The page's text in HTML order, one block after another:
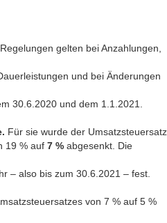
gelten bei Anzahlungen,
und bei Änderungen
30.6.2020 und dem 1.1.2021.
Für sie wurde der Umsatzsteuersatz
19 % auf 7 % abgesenkt. Die
– also bis zum 30.6.2021 – fest.
von 7 % auf 5 %